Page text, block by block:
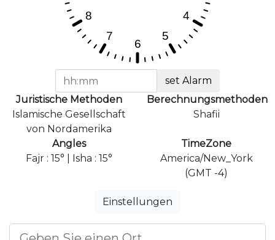
set Alarm
Juristische Methoden
Islamische Gesellschaft
von Nordamerika
Berechnungsmethoden
Shafii
Angles
Fajr : 15° | Isha : 15°
TimeZone
America/New_York
(GMT -4)
Einstellungen